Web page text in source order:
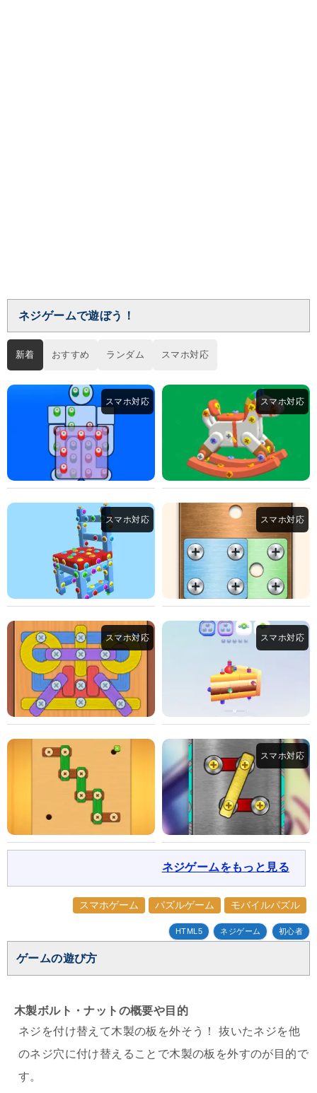
ネジゲームで遊ぼう！
新着 おすすめ ランダム スマホ対応
ネジゲームをもっと見る
スマホゲーム パズルゲーム モバイルパズル
HTML5 ネジゲーム 初心者
ゲームの遊び方
木製ボルト・ナットの概要や目的
ネジを付け替えて木製の板を外そう！ 抜いたネジを他
のネジ穴に付け替えることで木製の板を外すのが目的で
す。